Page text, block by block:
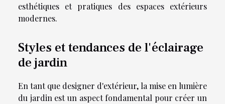
esthétiques et pratiques des espaces extérieurs
modernes.
Styles et tendances de l'éclairage
de jardin
En tant que designer d'extérieur, la mise en lumière
du jardin est un aspect fondamental pour créer un